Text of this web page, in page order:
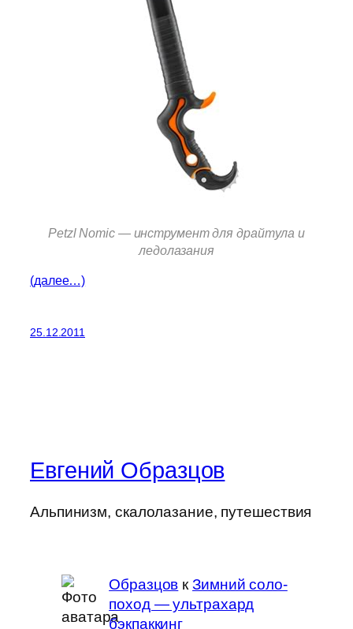
Petzl Nomic — инструмент для драйтула и
ледолазания
(далее…)
25.12.2011
Евгений Образцов
Альпинизм, скалолазание, путешествия
Образцов кЗимний соло-
поход — ультрахард
бэкпаккинг